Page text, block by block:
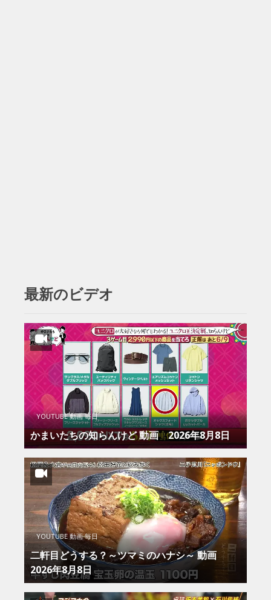
最新のビデオ
YOUTUBE 動画 毎日
かまいたちの知らんけど 動画 2026年8月8日
YOUTUBE 動画 毎日
二軒目どうする？～ツマミのハナシ～ 動画
2026年8月8日